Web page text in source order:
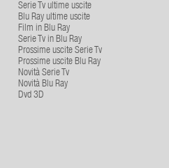
Serie Tv ultime uscite
Blu Ray ultime uscite
Film in Blu Ray
Serie Tv in Blu Ray
Prossime uscite Serie Tv
Prossime uscite Blu Ray
Novità Serie Tv
Novità Blu Ray
Dvd 3D